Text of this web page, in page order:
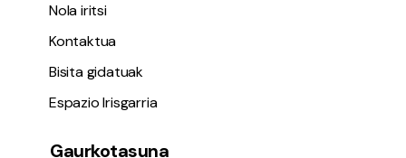
Nola iritsi
Kontaktua
Bisita gidatuak
Espazio Irisgarria
Gaurkotasuna